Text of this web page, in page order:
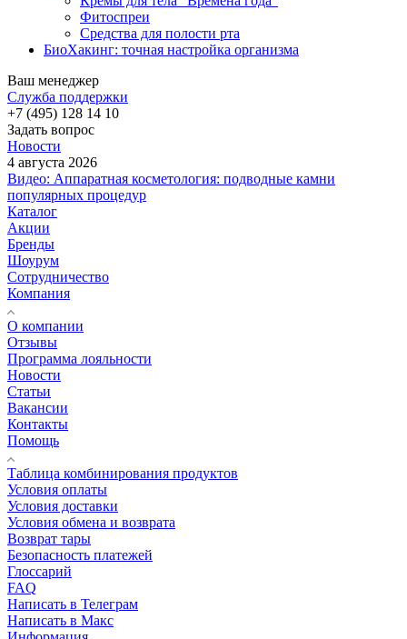
Фитоспреи
Средства для полости рта
БиоХакинг: точная настройка организма
Ваш менеджер
Служба поддержки
+7 (495) 128 14 10
Задать вопрос
Новости
4 августа 2026
Видео: Аппаратная косметология: подводные камни
популярных процедур
Каталог
Акции
Бренды
Шоурум
Сотрудничество
Компания
О компании
Отзывы
Программа лояльности
Новости
Статьи
Вакансии
Контакты
Помощь
Таблица комбинирования продуктов
Условия оплаты
Условия доставки
Условия обмена и возврата
Возврат тары
Безопасность платежей
Глоссарий
FAQ
Написать в Телеграм
Написать в Макс